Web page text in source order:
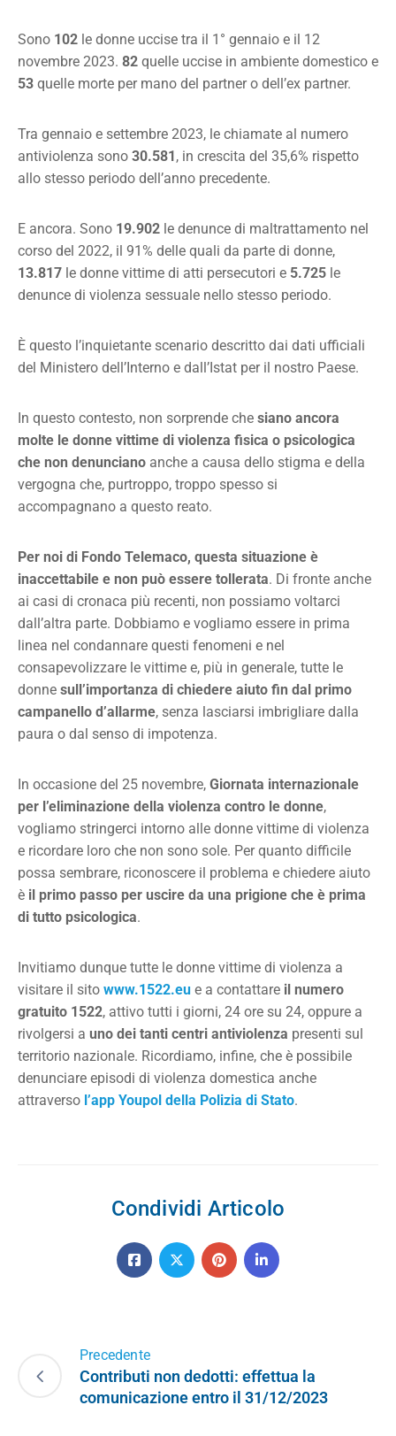
Sono 102 le donne uccise tra il 1° gennaio e il 12
novembre 2023. 82 quelle uccise in ambiente domestico e
53 quelle morte per mano del partner o dell’ex partner.
Tra gennaio e settembre 2023, le chiamate al numero
antiviolenza sono 30.581, in crescita del 35,6% rispetto
allo stesso periodo dell’anno precedente.
E ancora. Sono 19.902 le denunce di maltrattamento nel
corso del 2022, il 91% delle quali da parte di donne,
13.817 le donne vittime di atti persecutori e 5.725 le
denunce di violenza sessuale nello stesso periodo.
È questo l’inquietante scenario descritto dai dati ufficiali
del Ministero dell’Interno e dall’Istat per il nostro Paese.
In questo contesto, non sorprende che siano ancora
molte le donne vittime di violenza fisica o psicologica
che non denunciano anche a causa dello stigma e della
vergogna che, purtroppo, troppo spesso si
accompagnano a questo reato.
Per noi di Fondo Telemaco, questa situazione è
inaccettabile e non può essere tollerata. Di fronte anche
ai casi di cronaca più recenti, non possiamo voltarci
dall’altra parte. Dobbiamo e vogliamo essere in prima
linea nel condannare questi fenomeni e nel
consapevolizzare le vittime e, più in generale, tutte le
donne sull’importanza di chiedere aiuto fin dal primo
campanello d’allarme, senza lasciarsi imbrigliare dalla
paura o dal senso di impotenza.
In occasione del 25 novembre, Giornata internazionale
per l’eliminazione della violenza contro le donne,
vogliamo stringerci intorno alle donne vittime di violenza
e ricordare loro che non sono sole. Per quanto difficile
possa sembrare, riconoscere il problema e chiedere aiuto
è il primo passo per uscire da una prigione che è prima
di tutto psicologica.
Invitiamo dunque tutte le donne vittime di violenza a
visitare il sito www.1522.eu e a contattare il numero
gratuito 1522, attivo tutti i giorni, 24 ore su 24, oppure a
rivolgersi a uno dei tanti centri antiviolenza presenti sul
territorio nazionale. Ricordiamo, infine, che è possibile
denunciare episodi di violenza domestica anche
attraverso l’app Youpol della Polizia di Stato.
Condividi Articolo
Precedente
Contributi non dedotti: effettua la
comunicazione entro il 31/12/2023